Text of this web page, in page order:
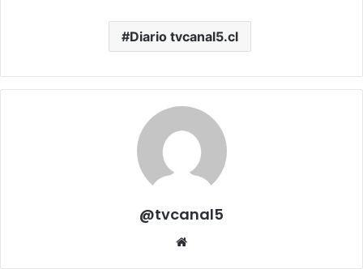
Diario tvcanal5.cl
@tvcanal5